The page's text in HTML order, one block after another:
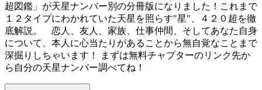
超図鑑」が天星ナンバー別の分冊版になりました！これまで
１２タイプにわかれていた天星を照らす"星"、４２０超を徹
底解説。 恋人、友人、家族、仕事仲間、そしてあなた自身
について、本人に心当たりがあることから無自覚なことまで
深掘りしちゃいます！ まずは無料チャプターのリンク先か
ら自分の天星ナンバー調べてね！